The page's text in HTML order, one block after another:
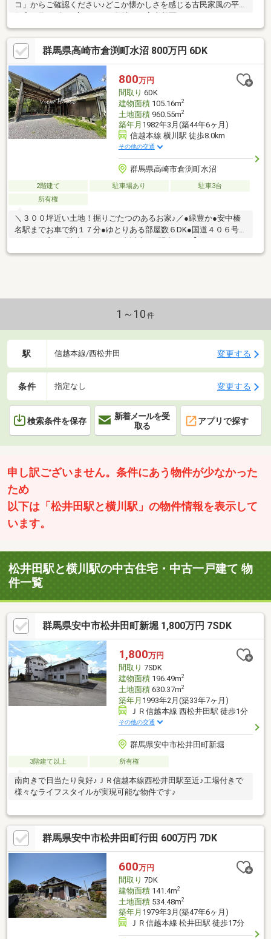
コ」からご確認ください♪どこか懐かしさを感じる古民家風の平屋
大型犬とのびのび暮らしたい方にもおすすめです。敷地内には物
置2棟を備え、駐車は3台以上可能。自然豊かな松井田町は、碓氷
峠や妙義山など四季折々の自然に恵まれ、ゆったりとした時間が
流れる住環境が魅力。田舎暮らしを満喫したい方にぴったりの住
まいです。＼物件内覧受付中／＼資料請求のみ大歓迎／イエトコ
なら、畳の表替え、壁紙交換、床の張替えなど各種内装工事を一
括対応♪物件購入＋リフォーム＋ローンをまとめてサポートし、理
想の住まいづ
群馬県高崎市倉渕町水沼 800万円 6DK
800万円
間取り 6DK
建物面積105.16m2
土地面積960.55m2
築年月 1982年3月(築44年6ヶ月)
信越本線 横川駅 徒歩8.0km
その他の交通
群馬県高崎市倉渕町水沼
2階建て 駐車場あり
駐車3台
所有権
＼３００坪近い土地！掘りごたつのあるお家♪／●緑豊か●安中榛
名駅までお車で約１７分●ゆとりある部屋数６DK●国道４０６号線
００-３８３】へ♪
1～10 件
駅 信越本線/西松井田 変更する
条件 指定なし 変更する
検索条件を保存
新着メールを受
取る
アプリで探す
申し訳ございません。条件にあう物件が少なかった
ため
以下は「松井田駅と横川駅」の物件情報を表示して
います。
松井田駅と横川駅の中古住宅・中古一戸建て 物
件一覧
群馬県安中市松井田町新堀 1,800万円 7SDK
1,800万円
間取り 7SDK
建物面積196.49m2
土地面積630.37m2
築年月 1993年2月(築33年7ヶ月)
ＪＲ信越本線 西松井田駅 徒歩1分
その他の交通
群馬県安中市松井田町新堀
3階建て以上 所有権
南向きで日当たり良好♪ＪＲ信越本線西松井田駅至近♪工場付きで
様々なライフスタイルが実現可能な物件です♪
群馬県安中市松井田町行田 600万円 7DK
600万円
間取り 7DK
建物面積141.4m2
土地面積534.48m2
築年月 1979年3月(築47年6ヶ月)
ＪＲ信越本線 松井田駅 徒歩17分